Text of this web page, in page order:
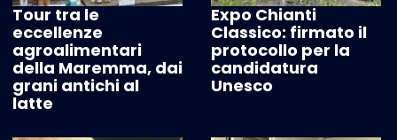
Tour tra le
eccellenze
agroalimentari
della Maremma, dai
grani antichi al
latte
Expo Chianti
Classico: firmato il
protocollo per la
candidatura
Unesco